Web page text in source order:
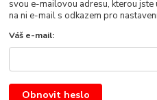
svou e-mailovou adresu, kterou
na ni e-mail s odkazem pro
Váš e-mail:
Obnovit heslo